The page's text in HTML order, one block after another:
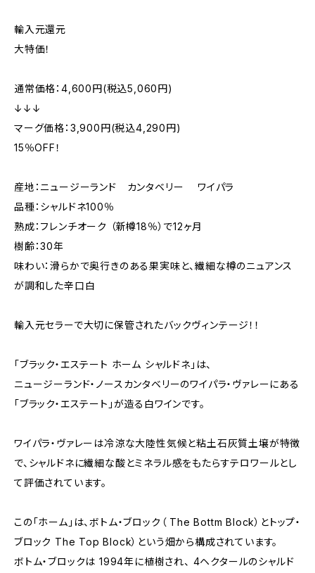
輸入元還元
大特価！
通常価格：4,600円(税込5,060円)
↓↓↓
マーグ価格：3,900円(税込4,290円)
15％OFF！
産地：ニュージーランド カンタベリー ワイパラ
品種：シャルドネ100％
熟成：フレンチオーク （新樽18％）で12ヶ⽉
樹齢：30年
味わい：滑らかで奥行きのある果実味と、繊細な樽のニュアンス
が調和した辛口白
輸入元セラーで大切に保管されたバックヴィンテージ！！
「ブラック・エステート ホーム シャルドネ」は、
ニュージーランド・ノースカンタベリーのワイパラ・ヴァレーにある
「ブラック・エステート」が造る白ワインです。
ワイパラ・ヴァレーは冷涼な大陸性気候と粘土石灰質土壌が特徴
で、シャルドネに繊細な酸とミネラル感をもたらすテロワールとし
て評価されています。
この「ホーム」は、ボトム・ブロック（ The Bottm Block）とトップ・
ブロック The Top Block）という畑から構成されています。
ボトム・ブロックは 1994年に植樹され、 4ヘクタールのシャルド